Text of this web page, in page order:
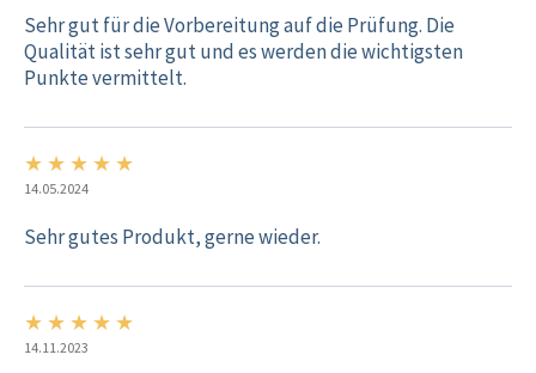
Sehr gut für die Vorbereitung auf die Prüfung. Die
Qualität ist sehr gut und es werden die wichtigsten
Punkte vermittelt.
★ ★ ★ ★ ★
14.05.2024
Sehr gutes Produkt, gerne wieder.
★ ★ ★ ★ ★
14.11.2023